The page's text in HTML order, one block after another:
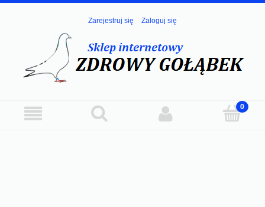
Zarejestruj się Zaloguj się